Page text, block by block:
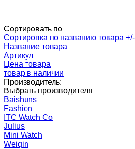
Сортировать по
Сортировка по названию товара +/-
Название товара
Артикул
Цена товара
товар в наличии
Производитель:
Выбрать производителя
Baishuns
Fashion
ITC Watch Co
Julius
Mini Watch
Weiqin